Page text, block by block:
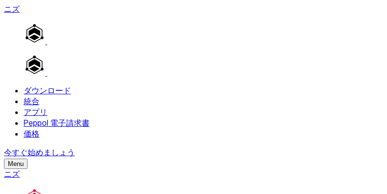
ニズ
ダウンロード
統合
アプリ
Peppol 電子請求書
価格
今すぐ始めましょう
Menu
ニズ